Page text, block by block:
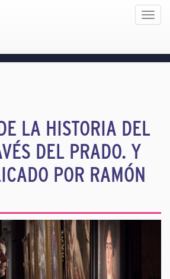
Toggle
LA HISTORIA DEL
DEL PRADO. Y
POR RAMÓN